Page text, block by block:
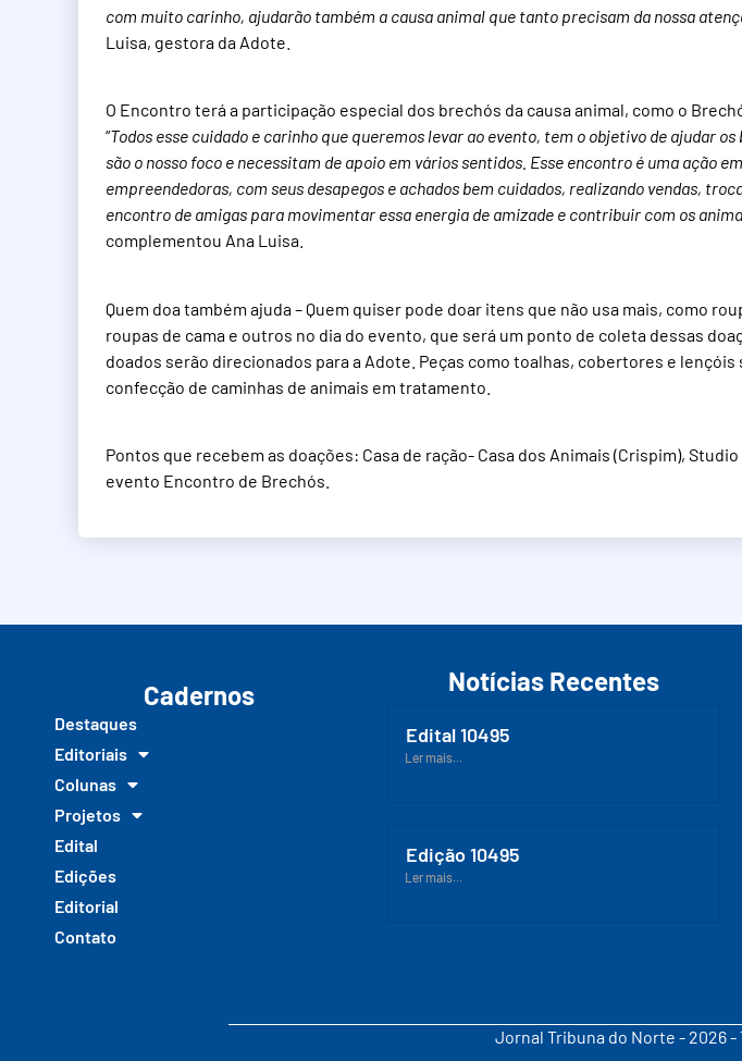
com muito carinho, ajudarão também a causa animal que tanto precisam da nossa
Luisa, gestora da Adote.
O Encontro terá a participação especial dos brechós da causa animal, como o
“Todos esse cuidado e carinho que queremos levar ao evento, tem o objetivo de ajudar
são o nosso foco e necessitam de apoio em vários sentidos. Esse encontro é uma ação
empreendedoras, com seus desapegos e achados bem cuidados, realizando vendas,
encontro de amigas para movimentar essa energia de amizade e contribuir com os
complementou Ana Luisa.
Quem doa também ajuda – Quem quiser pode doar itens que não usa mais, como
roupas de cama e outros no dia do evento, que será um ponto de coleta dessas
doados serão direcionados para a Adote. Peças como toalhas, cobertores e lençóis
confecção de caminhas de animais em tratamento.
Pontos que recebem as doações: Casa de ração- Casa dos Animais (Crispim),
evento Encontro de Brechós.
Cadernos
Destaques
Editoriais
Colunas
Projetos
Edital
Edições
Editorial
Contato
Notícias Recentes
Edital 10495
Ler mais...
Edição 10495
Ler mais...
Jornal Tribuna do Norte - 2026